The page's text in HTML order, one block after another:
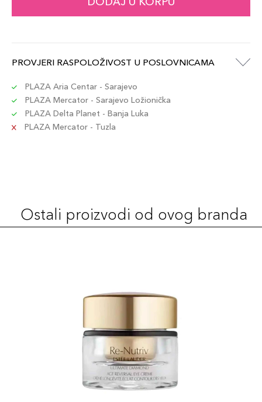
PROVJERI RASPOLOŽIVOST U POSLOVNICAMA
PLAZA Aria Centar - Sarajevo
PLAZA Mercator - Sarajevo Ložionička
PLAZA Delta Planet - Banja Luka
PLAZA Mercator - Tuzla
Ostali proizvodi od ovog branda